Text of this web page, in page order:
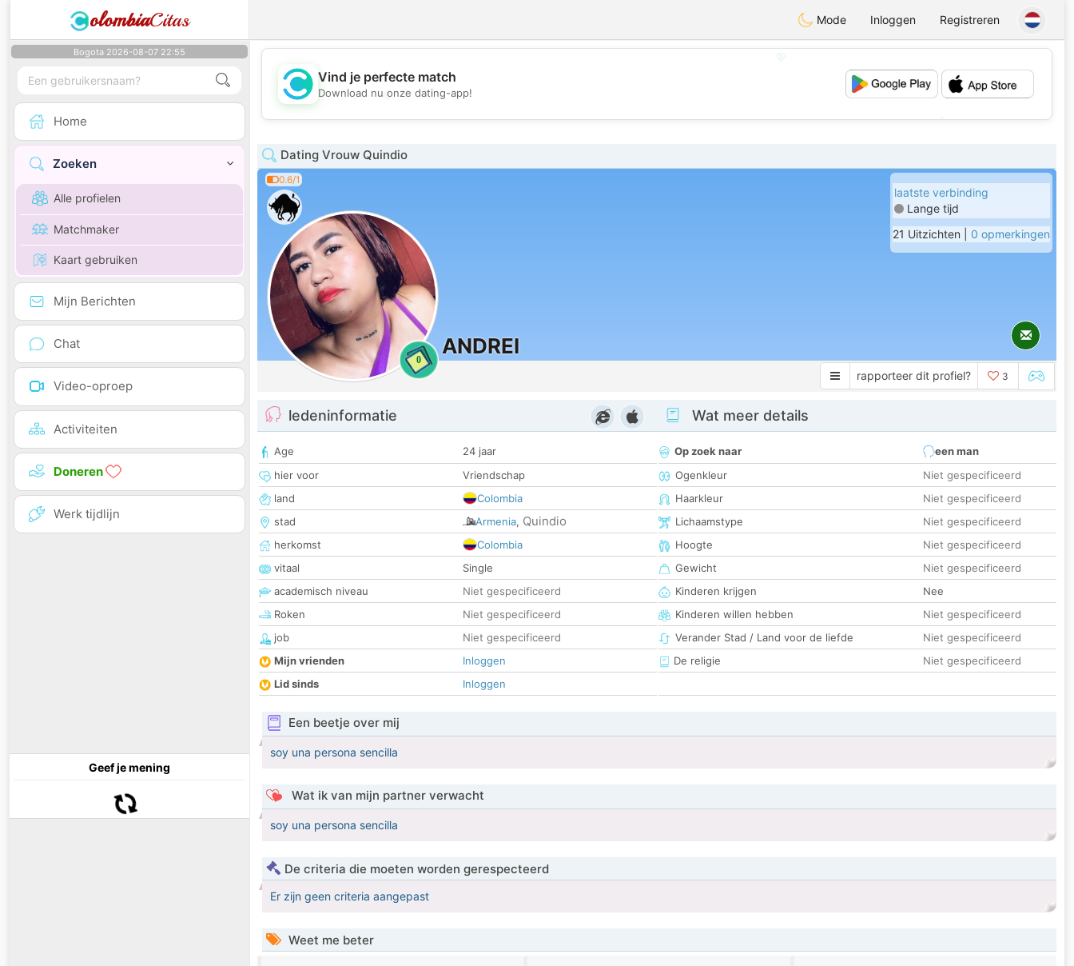
olombiaCitas Mode Inloggen Registreren
Bogota 2026-08-07 22:55
Home
Zoeken
Alle profielen
Matchmaker
Kaart gebruiken
Mijn Berichten
Chat
Video-oproep
Activiteiten
Doneren
Werk tijdlijn
Geef je mening
💖
💕
Vind je perfecte match
Download nu onze dating-app!
Dating Vrouw Quindio
0.6/1
0
ANDREI
laatste verbinding
Lange tijd
21 Uitzichten | 0 opmerkingen
rapporteer dit profiel? 3
ledeninformatie
Age
24 jaar
hier voor
Vriendschap
land
Colombia
stad
Armenia, Quindio
herkomst
Colombia
vitaal
Single
academisch niveau
Niet gespecificeerd
Roken
Niet gespecificeerd
job
Niet gespecificeerd
Mijn vrienden
Inloggen
Lid sinds
Inloggen
Wat meer details
Op zoek naar
een man
Ogenkleur
Niet gespecificeerd
Haarkleur
Niet gespecificeerd
Lichaamstype
Niet gespecificeerd
Hoogte
Niet gespecificeerd
Gewicht
Niet gespecificeerd
Kinderen krijgen
Nee
Kinderen willen hebben
Niet gespecificeerd
Verander Stad / Land voor de liefde
Niet gespecificeerd
De religie
Niet gespecificeerd
Een beetje over mij
soy una persona sencilla
Wat ik van mijn partner verwacht
soy una persona sencilla
De criteria die moeten worden gerespecteerd
Er zijn geen criteria aangepast
Weet me beter